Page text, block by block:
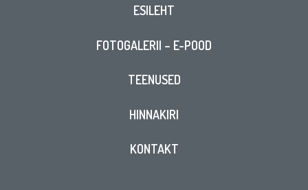
ESILEHT
FOTOGALERII – E-POOD
TEENUSED
HINNAKIRI
KONTAKT